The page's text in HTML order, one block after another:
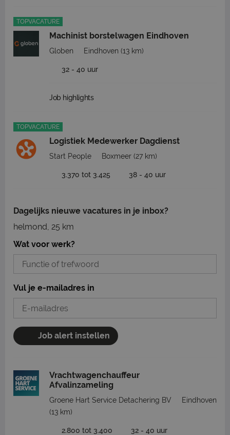
TOPVACATURE
Machinist borstelwagen Eindhoven
Globen Eindhoven (13 km)
32 - 40 uur
Job highlights
TOPVACATURE
Logistiek Medewerker Dagdienst
Start People Boxmeer (27 km)
3.370 tot 3.425 38 - 40 uur
Dagelijks nieuwe vacatures in je inbox?
helmond, 25 km
Wat voor werk?
Vul je e-mailadres in
Job alert instellen
Vrachtwagenchauffeur
Afvalinzameling
Groene Hart Service Detachering BV
Eindhoven
(13 km)
2.800 tot 3.400 32 - 40 uur